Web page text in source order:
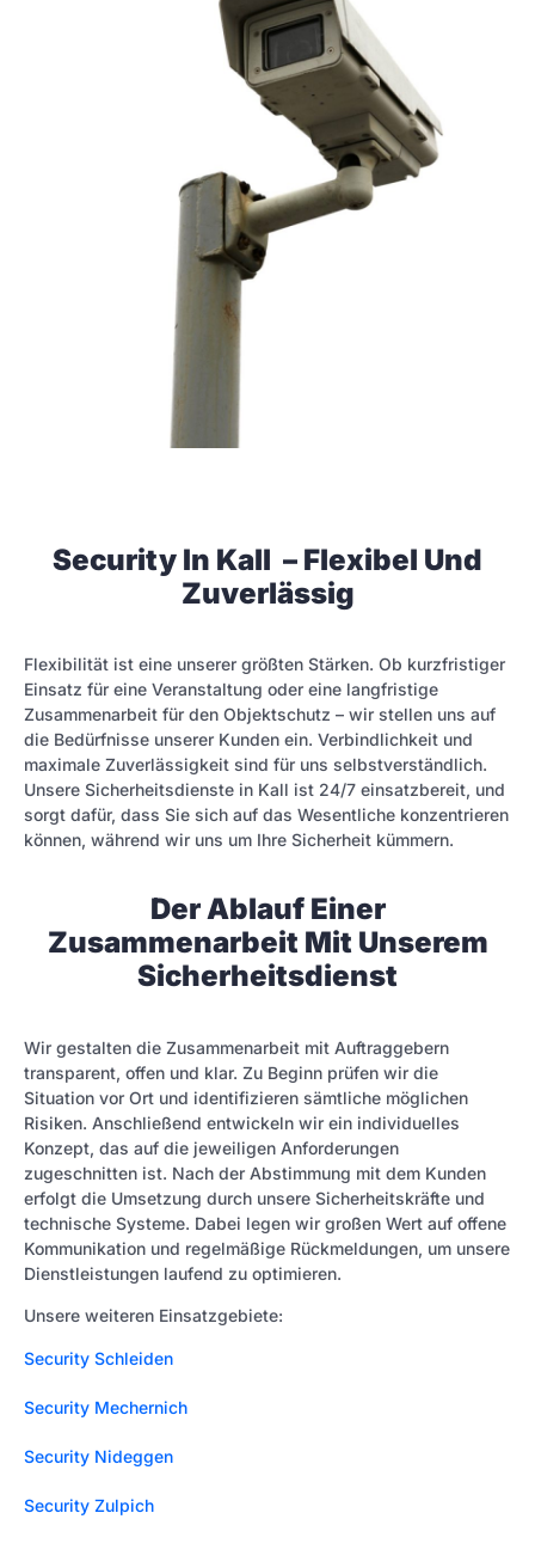
Security In Kall – Flexibel Und
Zuverlässig
Flexibilität ist eine unserer größten Stärken. Ob kurzfristiger
Einsatz für eine Veranstaltung oder eine langfristige
Zusammenarbeit für den Objektschutz – wir stellen uns auf
die Bedürfnisse unserer Kunden ein. Verbindlichkeit und
maximale Zuverlässigkeit sind für uns selbstverständlich.
Unsere Sicherheitsdienste in Kall ist 24/7 einsatzbereit, und
sorgt dafür, dass Sie sich auf das Wesentliche konzentrieren
können, während wir uns um Ihre Sicherheit kümmern.
Der Ablauf Einer
Zusammenarbeit Mit Unserem
Sicherheitsdienst
Wir gestalten die Zusammenarbeit mit Auftraggebern
transparent, offen und klar. Zu Beginn prüfen wir die
Situation vor Ort und identifizieren sämtliche möglichen
Risiken. Anschließend entwickeln wir ein individuelles
Konzept, das auf die jeweiligen Anforderungen
zugeschnitten ist. Nach der Abstimmung mit dem Kunden
erfolgt die Umsetzung durch unsere Sicherheitskräfte und
technische Systeme. Dabei legen wir großen Wert auf offene
Kommunikation und regelmäßige Rückmeldungen, um unsere
Dienstleistungen laufend zu optimieren.
Unsere weiteren Einsatzgebiete:
Security Schleiden
Security Mechernich
Security Nideggen
Security Zulpich